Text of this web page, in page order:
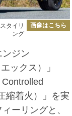
タイリ
ング
画像はこちら
ンジン
ックス）」
縮着火）」を実
ーリングと、